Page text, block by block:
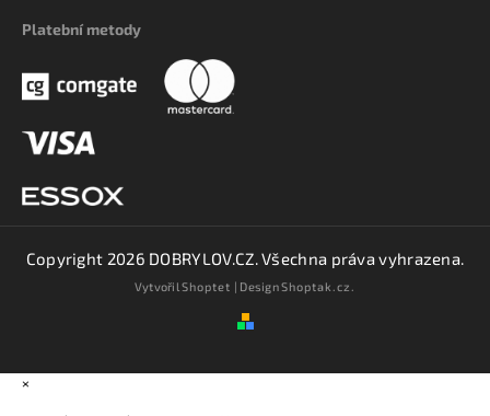
Platební metody
Copyright 2026 DOBRYLOV.CZ. Všechna práva vyhrazena.
VytvořilShoptet | DesignShoptak.cz.
×